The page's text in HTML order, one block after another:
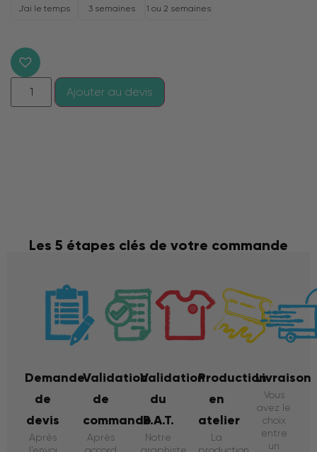
J'ai le temps 3 semaines 1 ou 2 semaines
Ajouter au devis
Les 5 étapes clés de votre commande
Demande
de
devis
Après
Validation
de
commande
Après
Validation
du
B.A.T.
Notre
Production
en
atelier
La
Livraison
Vous
avez le
choix
entre
un